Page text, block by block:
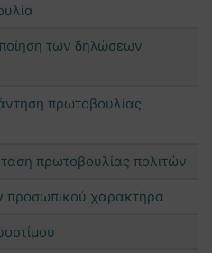
των δηλώσεων
πρωτοβουλίας
πρωτοβουλίας πολιτών
προσωπικού χαρακτήρα